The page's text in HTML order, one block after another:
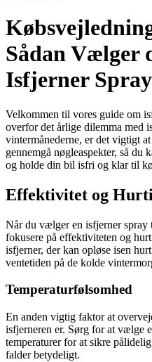
Sådan Vælger
Isfjerner
Velkommen til vores guide om
overfor det årlige dilemma med
vintermånederne, er det vigtigt
gennemgå nøgleaspekter, så
og holde din bil isfri og klar til
Effektivitet og
Når du vælger en isfjerner spray
fokusere på effektiviteten og
isfjerner, der kan opløse isen
ventetiden på de kolde
Temperaturfølsomhed
En anden vigtig faktor at
isfjerneren er. Sørg for at vælge
temperaturer for at sikre
falder betydeligt.